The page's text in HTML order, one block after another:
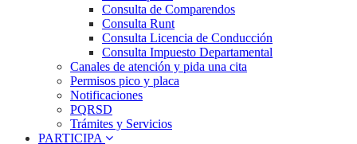
Consulta de Comparendos
Consulta Runt
Consulta Licencia de Conducción
Consulta Impuesto Departamental
Canales de atención y pida una cita
Permisos pico y placa
Notificaciones
PQRSD
Trámites y Servicios
PARTICIPA